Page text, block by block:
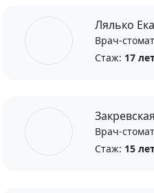
Лялько
Врач-
Стаж: 17
Врач-
Стаж: 15